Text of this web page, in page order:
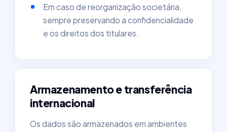
Em caso de reorganização societária,
sempre preservando a confidencialidade
e os direitos dos titulares.
Armazenamento e transferência
internacional
Os dados são armazenados em ambientes